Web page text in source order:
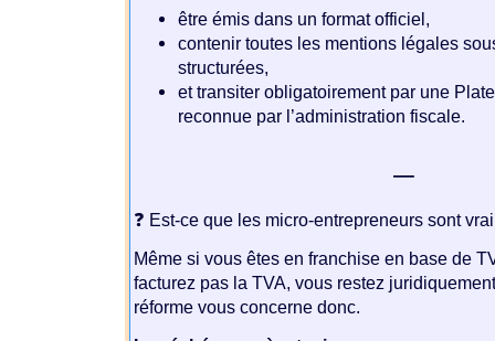
être émis dans un format officiel,
contenir toutes les mentions légales
structurées,
et transiter obligatoirement par une
reconnue par l’administration fiscale.
—
❓ Est-ce que les micro-entrepreneurs sont
Même si vous êtes en franchise en base de
facturez pas la TVA, vous restez
réforme vous concerne donc.